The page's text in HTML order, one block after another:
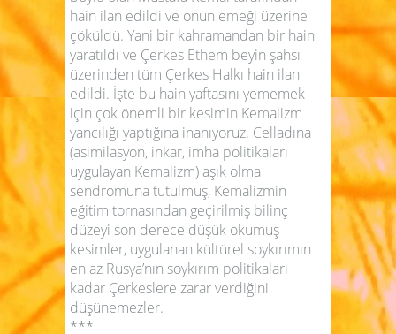
hain ilan edildi ve onun emeği üzerine
çöküldü. Yani bir kahramandan bir hain
yaratıldı ve Çerkes Ethem beyin şahsı
üzerinden tüm Çerkes Halkı hain ilan
edildi. İşte bu hain yaftasını yememek
için çok önemli bir kesimin Kemalizm
yancılığı yaptığına inanıyoruz. Celladına
(asimilasyon, inkar, imha politikaları
uygulayan Kemalizm) aşık olma
sendromuna tutulmuş, Kemalizmin
eğitim tornasından geçirilmiş bilinç
düzeyi son derece düşük okumuş
kesimler, uygulanan kültürel soykırımın
en az Rusya’nın soykırım politikaları
kadar Çerkeslere zarar verdiğini
düşünemezler.
***